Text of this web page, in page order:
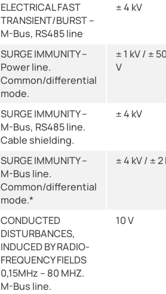
ELECTRICAL FAST
TRANSIENT/BURST –
M-Bus, RS485 line
± 4 kV
SURGE IMMUNITY –
Power line.
Common/differential
mode.
± 1 kV / ±
V
SURGE IMMUNITY –
M-Bus, RS485 line.
Cable shielding.
± 4 kV
SURGE IMMUNITY –
M-Bus line.
Common/differential
mode.*
± 4 kV / ± 2
CONDUCTED
DISTURBANCES,
INDUCED BY RADIO-
FREQUENCY FIELDS
0,15MHz – 80 MHZ.
M-Bus line.
10 V